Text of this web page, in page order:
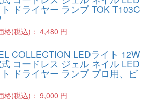
ドライヤー ランプ TOK T103C
格(税込)： 4,480 円
COLLECTION LEDライト 12W
コードレス ジェル ネイル LED
ドライヤー ランプ プロ用、ビ
格(税込)： 9,000 円